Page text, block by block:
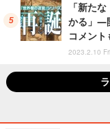
「新た
かる」―
コメント
2023.2.10